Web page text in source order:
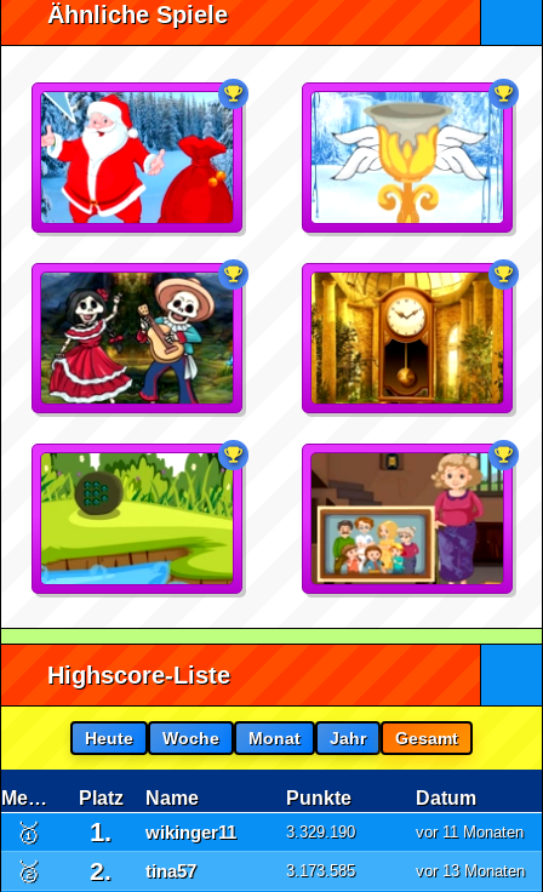
Ähnliche Spiele
Highscore-Liste
Heute Woche Monat Jahr Gesamt
Medaille Platz Name Punkte Datum
🥇 1. wikinger11 3.329.190 vor 11 Monaten
🥈 2. tina57 3.173.585 vor 13 Monaten